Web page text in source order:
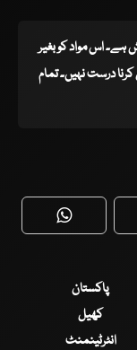
ہے۔ اس مواد کو بغیر
درست نہیں۔ تمام
WhatsApp
پاکستان
کھیل
انٹرٹینمنٹ